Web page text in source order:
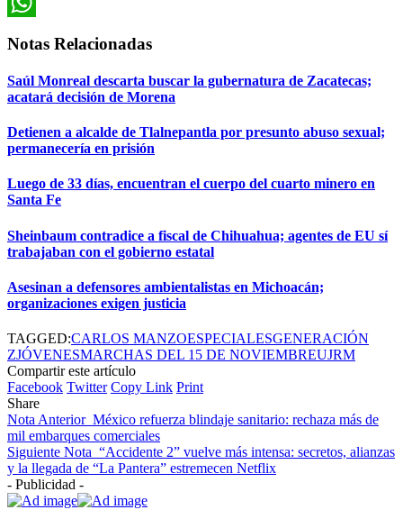
Notas Relacionadas
Saúl Monreal descarta buscar la gubernatura de Zacatecas;
acatará decisión de Morena
Detienen a alcalde de Tlalnepantla por presunto abuso sexual;
permanecería en prisión
Luego de 33 días, encuentran el cuerpo del cuarto minero en
Santa Fe
Sheinbaum contradice a fiscal de Chihuahua; agentes de EU sí
trabajaban con el gobierno estatal
Asesinan a defensores ambientalistas en Michoacán;
organizaciones exigen justicia
TAGGED:CARLOS MANZOESPECIALESGENERACIÓN
ZJÓVENESMARCHAS DEL 15 DE NOVIEMBREUJRM
Compartir este artículo
Facebook Twitter Copy Link Print
Share
Nota Anterior México refuerza blindaje sanitario: rechaza más de
mil embarques comerciales
Siguiente Nota “Accidente 2” vuelve más intensa: secretos, alianzas
y la llegada de “La Pantera” estremecen Netflix
- Publicidad -